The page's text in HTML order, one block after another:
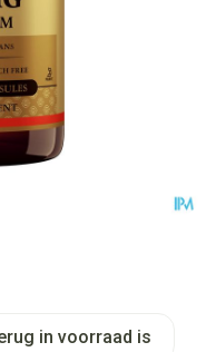
in voorraad is